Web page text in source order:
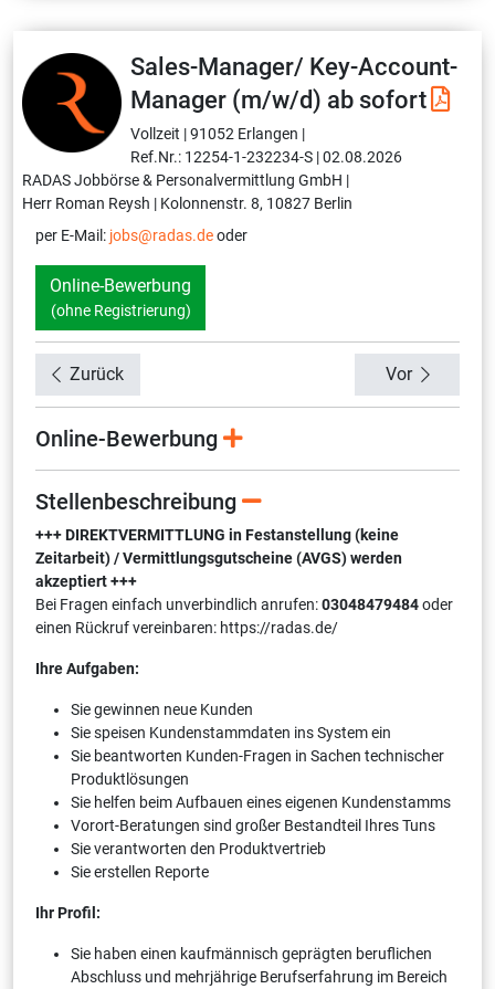
Sales-Manager/ Key-Account-
Manager (m/w/d) ab sofort
Vollzeit |91052 Erlangen |
Ref.Nr.: 12254-1-232234-S |02.08.2026
RADAS Jobbörse & Personalvermittlung GmbH |
Herr Roman Reysh | Kolonnenstr. 8, 10827 Berlin
per E-Mail: jobs@radas.deoder
Online-Bewerbung
(ohne Registrierung)
Zurück Vor
Online-Bewerbung
Stellenbeschreibung
+++ DIREKTVERMITTLUNG in Festanstellung (keine
Zeitarbeit) / Vermittlungsgutscheine (AVGS) werden
akzeptiert +++
Bei Fragen einfach unverbindlich anrufen:03048479484oder
einen Rückruf vereinbaren: https://radas.de/
Ihre Aufgaben:
Sie gewinnen neue Kunden
Sie speisen Kundenstammdaten ins System ein
Sie beantworten Kunden-Fragen in Sachen technischer
Produktlösungen
Sie helfen beim Aufbauen eines eigenen Kundenstamms
Vorort-Beratungen sind großer Bestandteil Ihres Tuns
Sie verantworten den Produktvertrieb
Sie erstellen Reporte
Ihr Profil:
Sie haben einen kaufmännisch geprägten beruflichen
Abschluss und mehrjährige Berufserfahrung im Bereich